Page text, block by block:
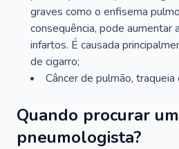
graves como o enfisema
consequência, pode aumentar
infartos. É causada
de cigarro;
Câncer de pulmão, traqueia
Quando procurar um
pneumologista?